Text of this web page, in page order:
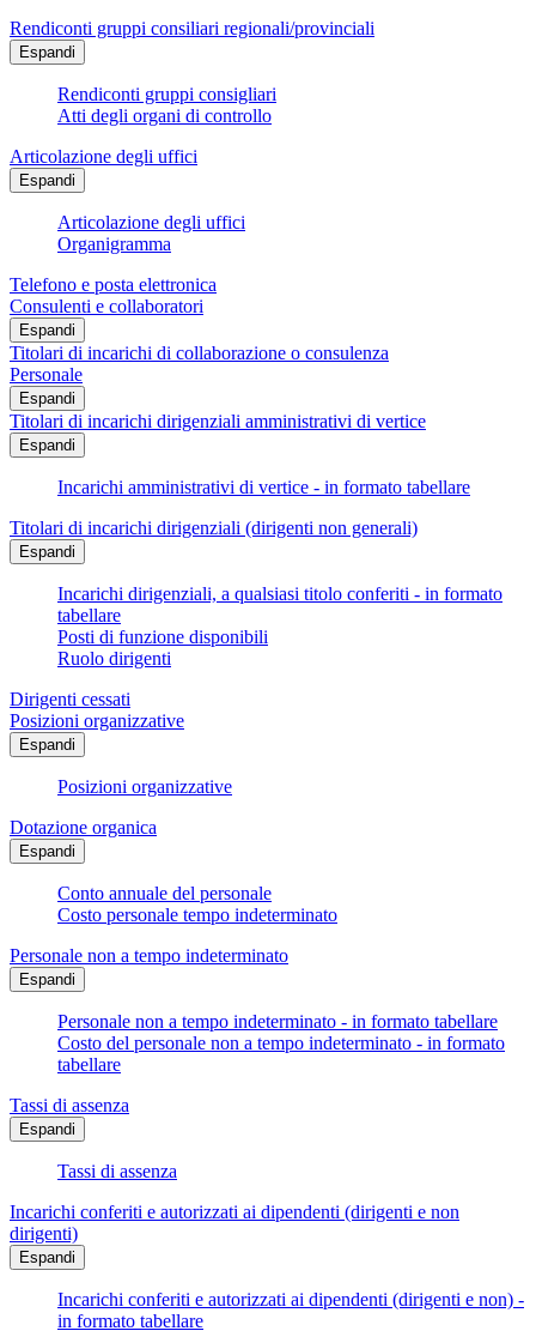
Rendiconti gruppi consiliari regionali/provinciali
Espandi
Rendiconti gruppi consigliari
Atti degli organi di controllo
Articolazione degli uffici
Espandi
Articolazione degli uffici
Organigramma
Telefono e posta elettronica
Consulenti e collaboratori
Espandi
Titolari di incarichi di collaborazione o consulenza
Personale
Espandi
Titolari di incarichi dirigenziali amministrativi di vertice
Espandi
Incarichi amministrativi di vertice - in formato tabellare
Titolari di incarichi dirigenziali (dirigenti non generali)
Espandi
Incarichi dirigenziali, a qualsiasi titolo conferiti - in formato
tabellare
Posti di funzione disponibili
Ruolo dirigenti
Dirigenti cessati
Posizioni organizzative
Espandi
Posizioni organizzative
Dotazione organica
Espandi
Conto annuale del personale
Costo personale tempo indeterminato
Personale non a tempo indeterminato
Espandi
Personale non a tempo indeterminato - in formato tabellare
Costo del personale non a tempo indeterminato - in formato
tabellare
Tassi di assenza
Espandi
Tassi di assenza
Incarichi conferiti e autorizzati ai dipendenti (dirigenti e non
dirigenti)
Espandi
Incarichi conferiti e autorizzati ai dipendenti (dirigenti e non) -
in formato tabellare